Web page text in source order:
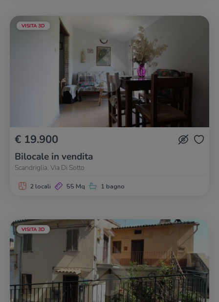
VISITA 3D
€ 19.900
Bilocale in vendita
Scandriglia, Via Di Sotto
2 locali 55 Mq 1 bagno
VISITA 3D